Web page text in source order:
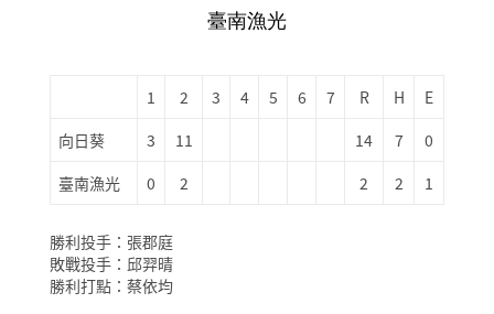
臺南漁光
1 2 3 4 5 6 7 R H
E
向日葵
3 11 14 7
0
臺南漁光
0 2 2 2 1
勝利投手：張郡庭
敗戰投手：邱羿晴
勝利打點：蔡依均